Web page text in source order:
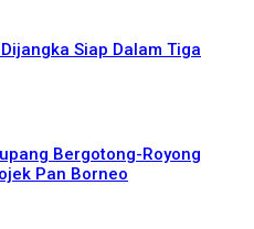
Siap Dalam Tiga
Bergotong-Royong
Pan Borneo